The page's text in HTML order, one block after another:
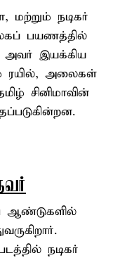
மற்றும் நடிகர்
பயணத்தில்
அவர் இயக்கிய
ரயில், அலைகள்
சினிமாவின்
ஆண்டுகளில்
நடிகர்